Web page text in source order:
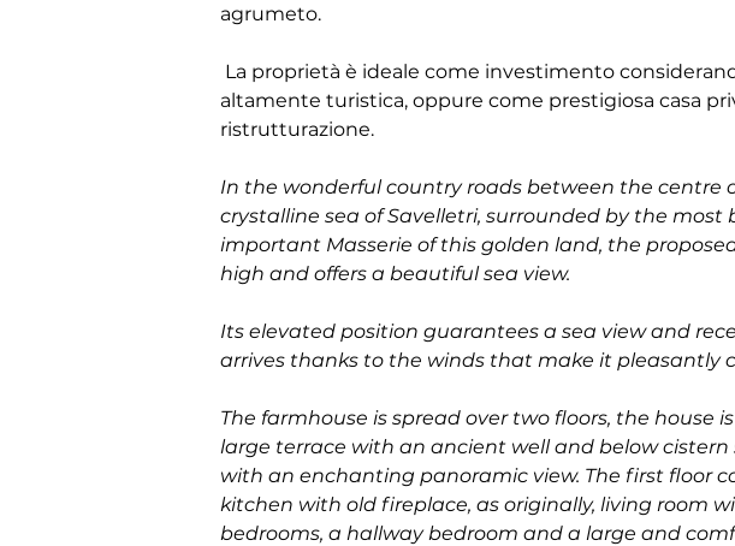
agrumeto.
altamente turistica, oppure come prestigiosa casa
ristrutturazione.
In the wonderful country roads between the centre
crystalline sea of Savelletri, surrounded by the most
important Masserie of this golden land, the
high and offers a beautiful sea view.
Its elevated position guarantees a sea view and
arrives thanks to the winds that make it pleasantly
The farmhouse is spread over two floors, the house
large terrace with an ancient well and below cistern
with an enchanting panoramic view. The first floor
kitchen with old fireplace, as originally, living room
bedrooms, a hallway bedroom and a large and